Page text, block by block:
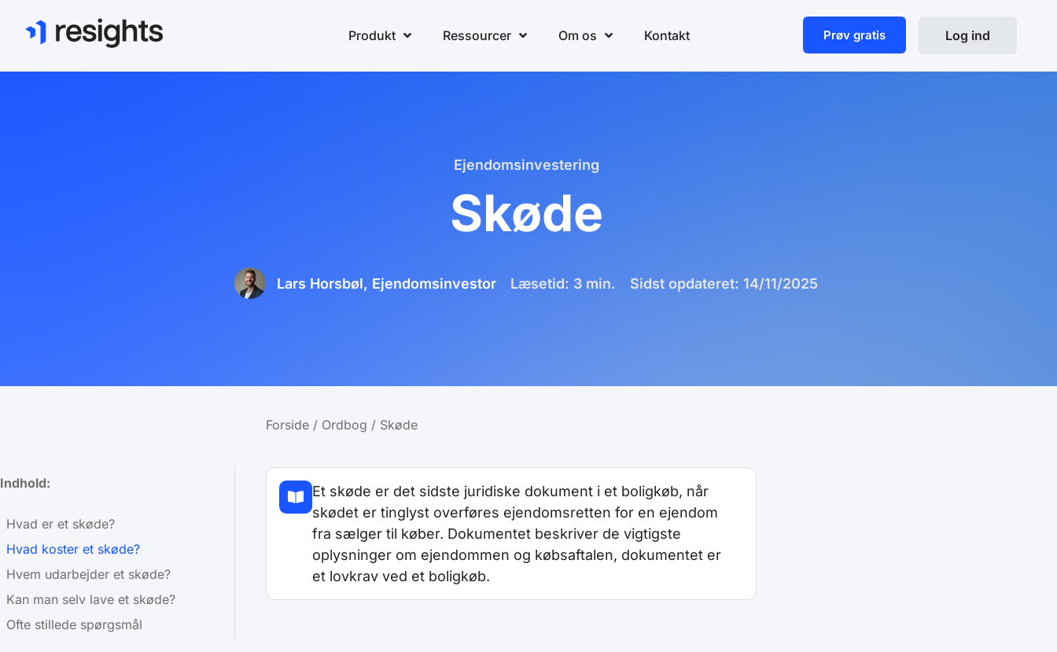
Produkt Ressourcer Om os Kontakt Prøv gratis Log ind
Ejendomsinvestering
Skøde
Lars Horsbøl, Ejendomsinvestor Læsetid: 3 min. Sidst opdateret: 14/11/2025
Indhold:
Hvad er et skøde?
Hvad koster et skøde?
Hvem udarbejder et skøde?
Kan man selv lave et skøde?
Ofte stillede spørgsmål
Forside / Ordbog / Skøde
Et skøde er det sidste juridiske dokument i et boligkøb, når
skødet er tinglyst overføres ejendomsretten for en ejendom
fra sælger til køber. Dokumentet beskriver de vigtigste
oplysninger om ejendommen og købsaftalen, dokumentet er
et lovkrav ved et boligkøb.